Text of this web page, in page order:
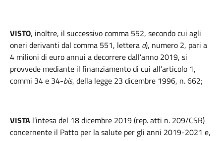
VISTO, inoltre, il successivo comma 552, secondo cui agli
oneri derivanti dal comma 551, lettera a), numero 2, pari a
4 milioni di euro annui a decorrere dall’anno 2019, si
provvede mediante il finanziamento di cui all’articolo 1,
commi 34 e 34-bis, della legge 23 dicembre 1996, n. 662;
VISTA l’intesa del 18 dicembre 2019 (rep. atti n. 209/CSR)
concernente il Patto per la salute per gli anni 2019-2021 e,